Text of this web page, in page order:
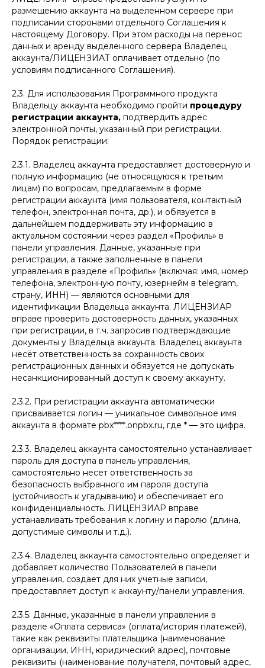
размещению аккаунта на выделенном сервере при
подписании сторонами отдельного Соглашения к
настоящему Договору. При этом расходы на перенос
данных и аренду выделенного сервера Владелец
аккаунта/ЛИЦЕНЗИАТ оплачивает отдельно (по
условиям подписанного Соглашения).
2.3. Для использования Программного продукта
Владельцу аккаунта необходимо пройти процедуру
регистрации аккаунта, подтвердить адрес
электронной почты, указанный при регистрации.
Порядок регистрации:
2.3.1. Владелец аккаунта предоставляет достоверную и
полную информацию (не относящуюся к третьим
лицам) по вопросам, предлагаемым в форме
регистрации аккаунта (имя пользователя, контактный
телефон, электронная почта, др.), и обязуется в
дальнейшем поддерживать эту информацию в
актуальном состоянии через раздел «Профиль» в
панели управления. Данные, указанные при
регистрации, а также заполненные в панели
управления в разделе «Профиль» (включая: имя, номер
телефона, электронную почту, юзернейм в telegram,
страну, ИНН) — являются основными для
идентификации Владельца аккаунта. ЛИЦЕНЗИАР
вправе проверить достоверность данных, указанных
при регистрации, в т.ч. запросив подтверждающие
документы у Владельца аккаунта. Владелец аккаунта
несёт ответственность за сохранность своих
регистрационных данных и обязуется не допускать
несанкционированный доступ к своему аккаунту.
2.3.2. При регистрации аккаунта автоматически
присваивается логин — уникальное символьное имя
аккаунта в формате pbx****.onpbx.ru, где * — это цифра.
2.3.3. Владелец аккаунта самостоятельно устанавливает
пароль для доступа в панель управления,
самостоятельно несет ответственность за
безопасность выбранного им пароля доступа
(устойчивость к угадыванию) и обеспечивает его
конфиденциальность. ЛИЦЕНЗИАР вправе
устанавливать требования к логину и паролю (длина,
допустимые символы и т.д.).
2.3.4. Владелец аккаунта самостоятельно определяет и
добавляет количество Пользователей в панели
управления, создает для них учетные записи,
предоставляет доступ к аккаунту/панели управления.
2.3.5. Данные, указанные в панели управления в
разделе «Оплата сервиса» (оплата/история платежей),
такие как реквизиты плательщика (наименование
организации, ИНН, юридический адрес), почтовые
реквизиты (наименование получателя, почтовый адрес,